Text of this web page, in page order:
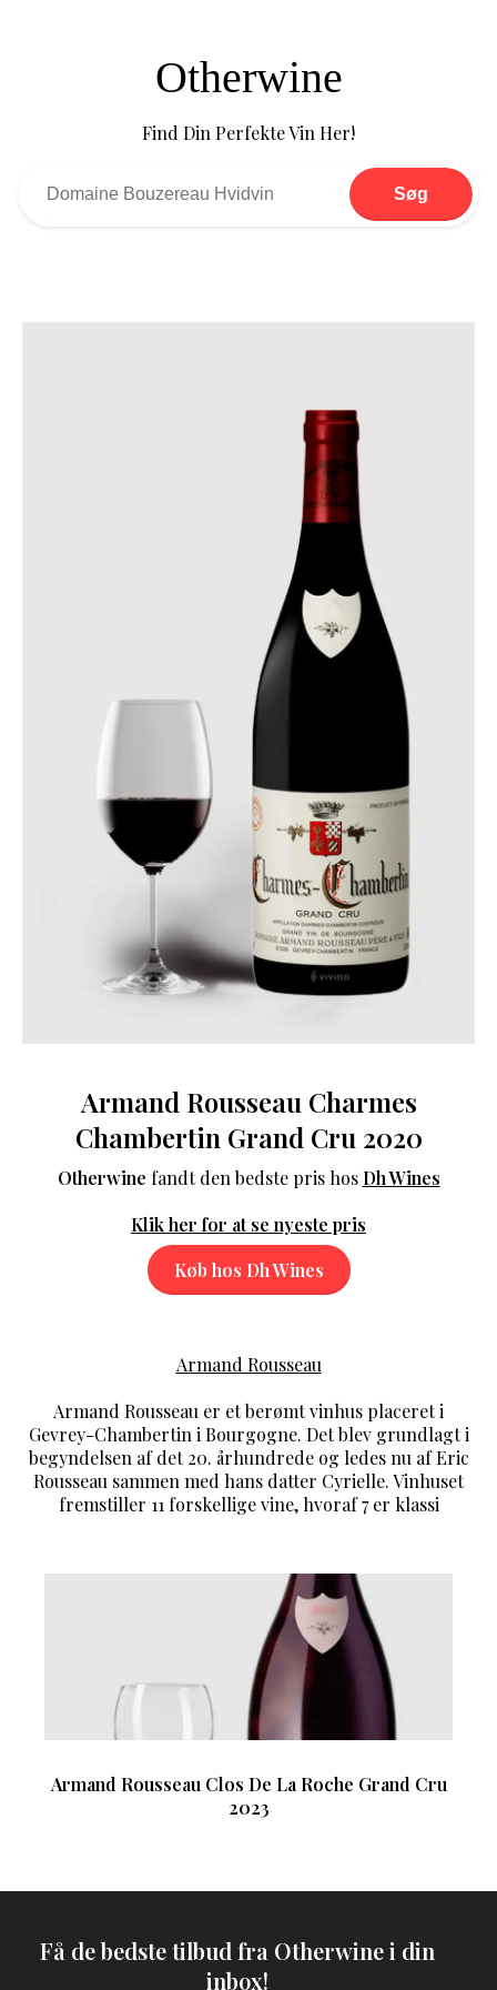
Otherwine
Find Din Perfekte Vin Her!
Søg
Armand Rousseau Charmes
Chambertin Grand Cru 2020
Otherwine fandt den bedste pris hos Dh Wines
Klik her for at se nyeste pris
Køb hos Dh Wines
Armand Rousseau
Armand Rousseau er et berømt vinhus placeret i
Gevrey-Chambertin i Bourgogne. Det blev grundlagt i
begyndelsen af det 20. århundrede og ledes nu af Eric
Rousseau sammen med hans datter Cyrielle. Vinhuset
fremstiller 11 forskellige vine, hvoraf 7 er klassi
Armand Rousseau Clos De La Roche Grand Cru
2023
Få de bedste tilbud fra Otherwine i din
inbox!